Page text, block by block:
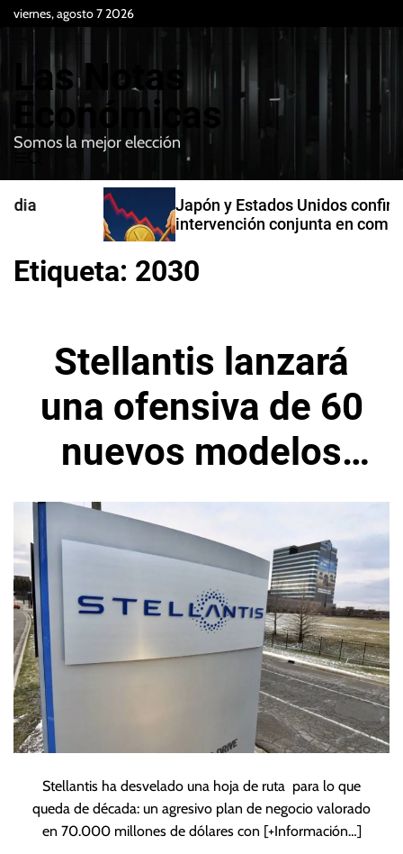
viernes, agosto 7 2026
Las Notas
Económicas
Somos la mejor elección
e
n
B
u
s
Japón y Estados Unidos confirman
intervención conjunta en compra de
yenes
Etiqueta: 2030
Stellantis lanzará
una ofensiva de 60
nuevos modelos
para 2030
Stellantis ha desvelado una hoja de ruta para lo que
queda de década: un agresivo plan de negocio valorado
en 70.000 millones de dólares con [+Información…]